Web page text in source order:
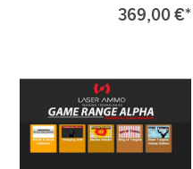
369,00 €*